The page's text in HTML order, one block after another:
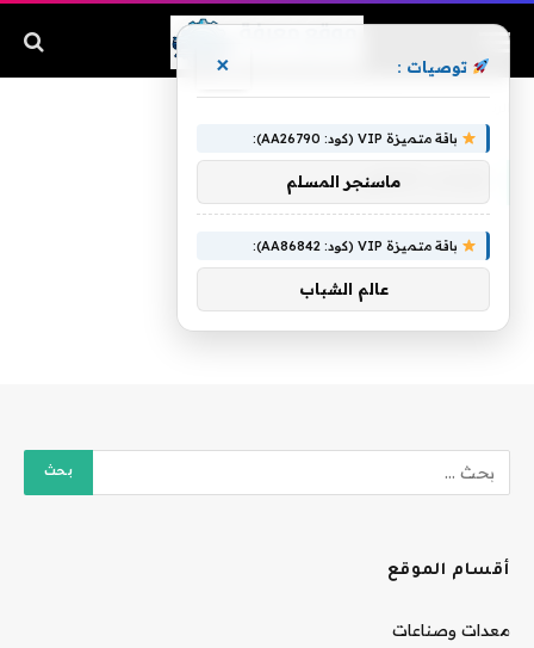
شباب الاهلى
أقسام الموقع
معدات وصناعات
توصيات : ×
باقة متميزة VIP (كود: AA26790):
ماسنجر المسلم
باقة متميزة VIP (كود: AA86842):
عالم الشباب